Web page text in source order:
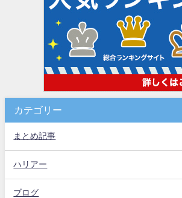
カテゴリー
まとめ記事
ハリアー
ブログ